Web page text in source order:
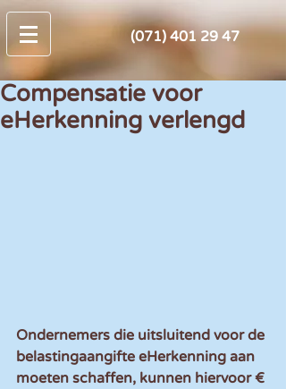
(071) 401 29 47
Compensatie voor
eHerkenning verlengd
Ondernemers die uitsluitend voor de
belastingaangifte eHerkenning aan
moeten schaffen, kunnen hiervoor €